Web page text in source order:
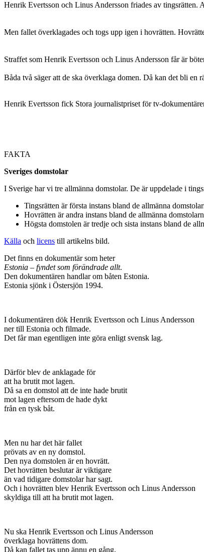
Henrik Evertsson och Linus Andersson friades av tingsrätten.
Men fallet överklagades och togs upp igen i hovrätten.
Straffet som Henrik Evertsson och Linus Andersson får är
Båda två säger att de ska överklaga domen. Då kan det bli en
Henrik Evertsson fick Stora journalistpriset för tv-
FAKTA
Sveriges domstolar
I Sverige har vi tre allmänna domstolar. De är uppdelade i
Tingsrätten är första instans bland de allmänna
Hovrätten är andra instans bland de allmänna
Högsta domstolen är tredje och sista instans bland de
Källa och licens till artikelns bild.
Det finns en dokumentär som heter
Estonia – fyndet som förändrade allt.
Den dokumentären handlar om båten Estonia.
Estonia sjönk i Östersjön 1994.
I dokumentären dök Henrik Evertsson och Linus Andersson
ner till Estonia och filmade.
Det får man egentligen inte göra enligt svensk lag.
Därför blev de anklagade för
att ha brutit mot lagen.
Då sa en domstol att de inte hade brutit
mot lagen eftersom de hade dykt
från en tysk båt.
Men nu har det här fallet
prövats av en ny domstol.
Den nya domstolen är en hovrätt.
Det hovrätten beslutar är viktigare
än vad tidigare domstolar har sagt.
Och i hovrätten blev Henrik Evertsson och Linus Andersson
skyldiga till att ha brutit mot lagen.
Nu ska Henrik Evertsson och Linus Andersson
överklaga hovrättens dom.
Då kan fallet tas upp ännu en gång.